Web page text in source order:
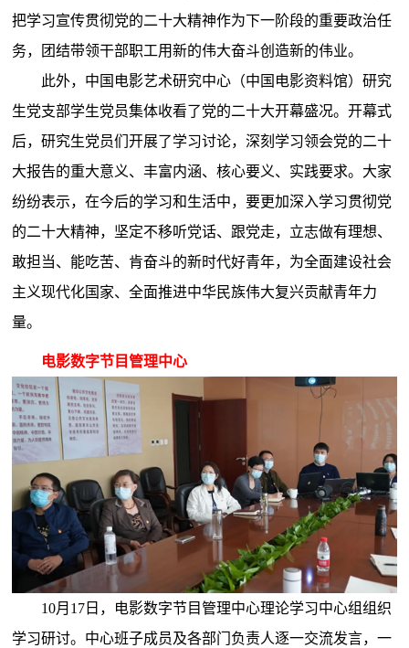
把学习宣传贯彻党的二十大精神作为下一阶段的重要政治任
务，团结带领干部职工用新的伟大奋斗创造新的伟业。
此外，中国电影艺术研究中心（中国电影资料馆）研究
生党支部学生党员集体收看了党的二十大开幕盛况。开幕式
后，研究生党员们开展了学习讨论，深刻学习领会党的二十
大报告的重大意义、丰富内涵、核心要义、实践要求。大家
纷纷表示，在今后的学习和生活中，要更加深入学习贯彻党
的二十大精神，坚定不移听党话、跟党走，立志做有理想、
敢担当、能吃苦、肯奋斗的新时代好青年，为全面建设社会
主义现代化国家、全面推进中华民族伟大复兴贡献青年力
量。
电影数字节目管理中心
10月17日，电影数字节目管理中心理论学习中心组组织
学习研讨。中心班子成员及各部门负责人逐一交流发言，一